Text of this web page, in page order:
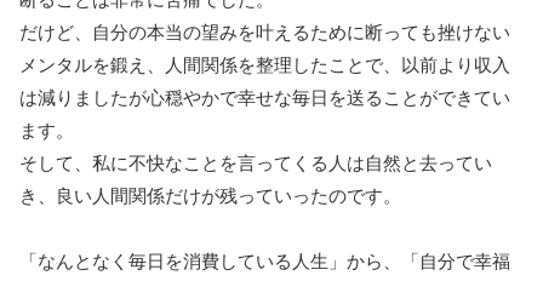
だけど、自分の本当の望みを叶えるために断っても挫けない
メンタルを鍛え、人間関係を整理したことで、以前より収入
は減りましたが心穏やかで幸せな毎日を送ることができてい
ます。
そして、私に不快なことを言ってくる人は自然と去ってい
き、良い人間関係だけが残っていったのです。
「なんとなく毎日を消費している人生」から、「自分で幸福